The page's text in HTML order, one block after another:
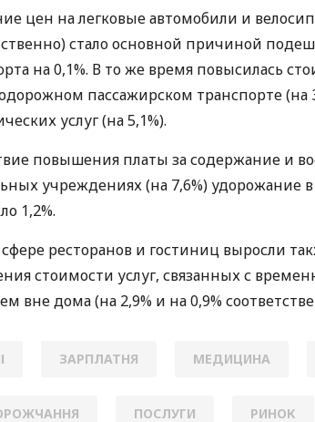
цен на легковые автомобили и
стало основной причиной
на 0,1%. В то же время повысилась
пассажирском транспорте (на
услуг (на 5,1%).
повышения платы за содержание и
учреждениях (на 7,6%) удорожание в
1,2%.
ресторанов и гостиниц выросли
стоимости услуг, связанных с
вне дома (на 2,9% и на 0,9%
ЗАРПЛАТНЯ МЕДИЦИНА
ПОСЛУГИ РИНОК